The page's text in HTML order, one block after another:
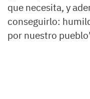
que necesita, y
conseguirlo:
por nuestro